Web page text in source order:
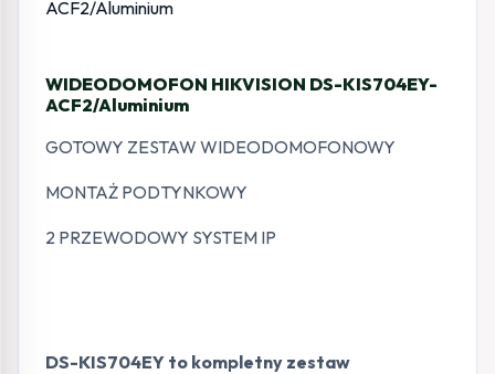
WIDEODOMOFON HIKVISION DS-KIS704EY-
ACF2/Aluminium
GOTOWY ZESTAW WIDEODOMOFONOWY
MONTAŻ PODTYNKOWY
2 PRZEWODOWY SYSTEM IP
DS-KIS704EY to kompletny zestaw